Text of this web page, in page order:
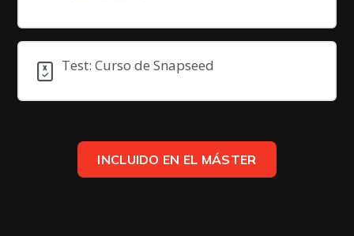
Test: Curso de Snapseed
INCLUIDO EN EL MÁSTER